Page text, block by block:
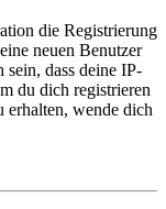
die Registrierung
neuen Benutzer
sein, dass deine IP-
du dich registrieren
erhalten, wende dich